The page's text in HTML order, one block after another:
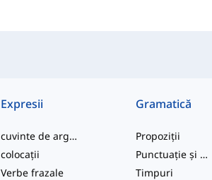
Expresii
cuvinte de argou
colocații
Verbe frazale
Gramatică
Propoziții
Punctuație și Ortografie
Timpuri